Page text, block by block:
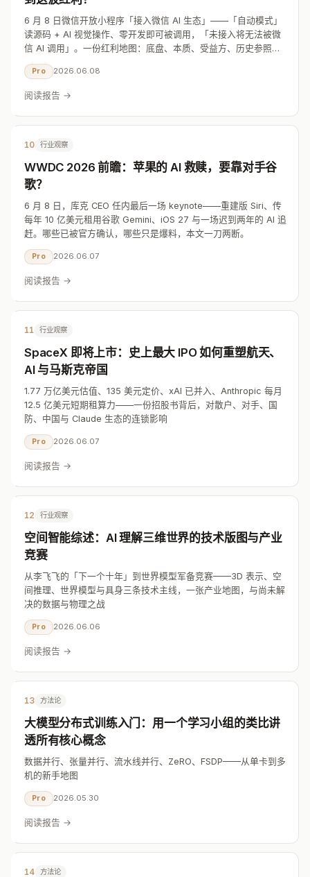
6 月 8 日微信开放小程序「接入微信 AI 生态」——「自动模式」
读源码 + AI 视觉操作、零开发即可被调用，「未接入将无法被微
信 AI 调用」。一份红利地图：底盘、本质、受益方、历史参照与
风险。
Pro 2026.06.08
阅读报告 →
10 行业观察
WWDC 2026 前瞻：苹果的 AI 救赎，要靠对手谷
歌？
6 月 8 日，库克 CEO 任内最后一场 keynote——重建版 Siri、传
每年 10 亿美元租用谷歌 Gemini、iOS 27 与一场迟到两年的 AI 追
赶。哪些已被官方确认，哪些只是爆料，本文一刀两断。
Pro 2026.06.07
阅读报告 →
11 行业观察
SpaceX 即将上市：史上最大 IPO 如何重塑航天、
AI 与马斯克帝国
1.77 万亿美元估值、135 美元定价、xAI 已并入、Anthropic 每月
12.5 亿美元短期租算力——一份招股书背后，对散户、对手、国
防、中国与 Claude 生态的连锁影响
Pro 2026.06.07
阅读报告 →
12 行业观察
空间智能综述：AI 理解三维世界的技术版图与产业
竞赛
从李飞飞的「下一个十年」到世界模型军备竞赛——3D 表示、空
间推理、世界模型与具身三条技术主线，一张产业地图，与尚未解
决的数据与物理之战
Pro 2026.06.06
阅读报告 →
13 方法论
大模型分布式训练入门：用一个学习小组的类比讲
透所有核心概念
数据并行、张量并行、流水线并行、ZeRO、FSDP——从单卡到多
机的新手地图
Pro 2026.05.30
阅读报告 →
14 方法论